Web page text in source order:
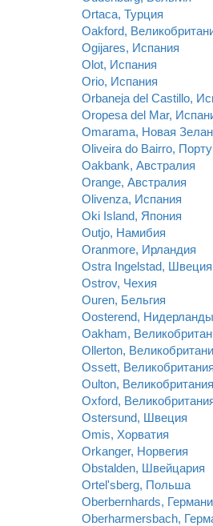
Ortaca, Турция
Oakford,
Ogijares, Испания
Olot, Испания
Orio, Испания
Orbaneja del Castillo,
Oropesa del Mar,
Omarama, Новая
Oliveira do Bairro,
Oakbank, Австралия
Orange, Австралия
Olivenza, Испания
Oki Island, Япония
Outjo, Намибия
Oranmore, Ирландия
Ostra Ingelstad, Швеция
Ostrov, Чехия
Ouren, Бельгия
Oosterend, Нидерланды
Oakham,
Ollerton,
Ossett, Великобритания
Oulton, Великобритания
Oxford,
Ostersund, Швеция
Omis, Хорватия
Orkanger, Норвегия
Obstalden, Швейцария
Ortel'sberg, Польша
Oberbernhards,
Oberharmersbach,